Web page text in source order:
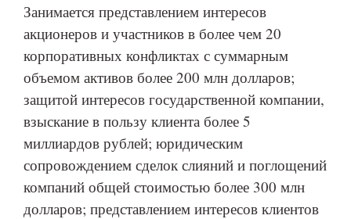
Занимается представлением интересов
акционеров и участников в более чем 20
корпоративных конфликтах с суммарным
объемом активов более 200 млн долларов;
защитой интересов государственной компании,
взыскание в пользу клиента более 5
миллиардов рублей; юридическим
сопровождением сделок слияний и поглощений
компаний общей стоимостью более 300 млн
долларов; представлением интересов клиентов